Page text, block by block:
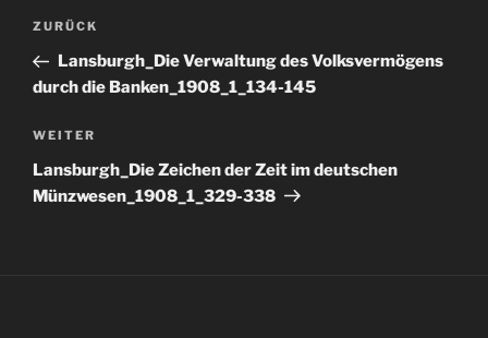
Beitragsnavigation
Vorheriger
Beitrag
ZURÜCK
Lansburgh_Die Verwaltung des Volksvermögens
durch die Banken_1908_1_134-145
Nächster
Beitrag
WEITER
Lansburgh_Die Zeichen der Zeit im deutschen
Münzwesen_1908_1_329-338